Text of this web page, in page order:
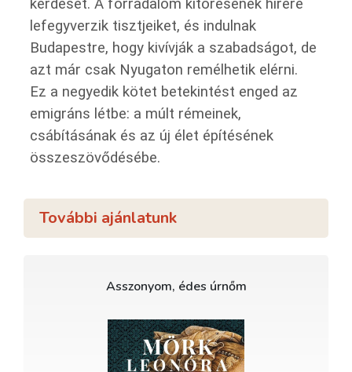
kérdését. A forradalom kitörésének hírére
lefegyverzik tisztjeiket, és indulnak
Budapestre, hogy kivívják a szabadságot, de
azt már csak Nyugaton remélhetik elérni.
Ez a negyedik kötet betekintést enged az
emigráns létbe: a múlt rémeinek,
csábításának és az új élet építésének
összeszövődésébe.
További ajánlatunk
Asszonyom, édes úrnőm